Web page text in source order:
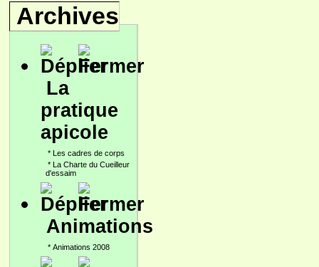
Archives
La
pratique
apicole
* Les cadres de corps
* La Charte du Cueilleur
d'essaim
Animations
* Animations 2008